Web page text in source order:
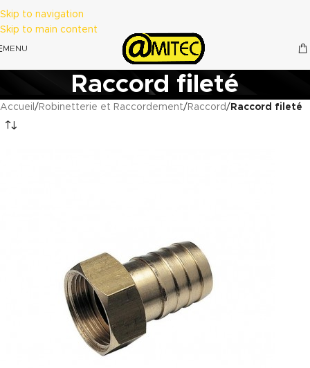
Skip to navigation
Skip to main content
MENU
Raccord fileté
Accueil / Robinetterie et Raccordement/ Raccord/ Raccord fileté